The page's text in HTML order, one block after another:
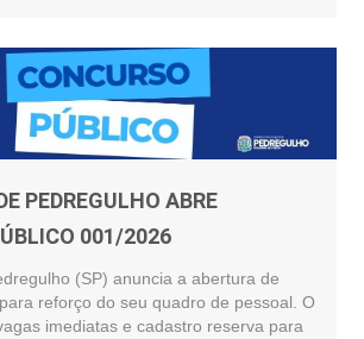
PEDREGULHO ABRE
001/2026
(SP) anuncia a abertura de
reforço do seu quadro de pessoal. O
imediatas e cadastro reserva para